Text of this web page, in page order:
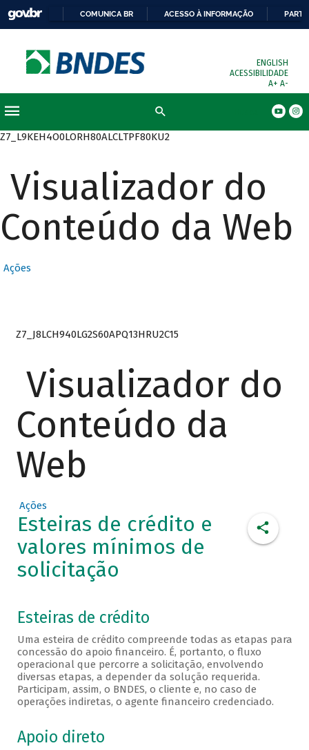
COMUNICA BR ACESSO À INFORMAÇÃO
ENGLISH
ACESSIBILIDADE
A+ A-
Z7_L9KEH4O0LORH80ALCLTPF80KU2
Visualizador do
Conteúdo da Web
Ações
Z7_J8LCH940LG2S60APQ13HRU2C15
Visualizador do
Conteúdo da
Web
Ações
Esteiras de crédito e
valores mínimos de
solicitação
Veja abaixo as esteiras de crédito
Esteiras de crédito
Uma esteira de crédito compreende todas as etapas para
concessão do apoio financeiro. É, portanto, o fluxo
operacional que percorre a solicitação, envolvendo
diversas etapas, a depender da solução requerida.
Participam, assim, o BNDES, o cliente e, no caso de
operações indiretas, o agente financeiro credenciado.
Apoio direto